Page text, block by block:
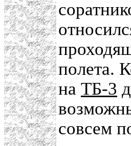
полета.
на ТБ-3
совсем